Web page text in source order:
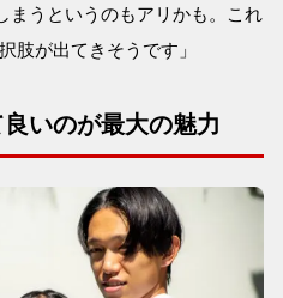
まうというのもアリかも。これ
肢が出てきそうです」
いのが最大の魅力